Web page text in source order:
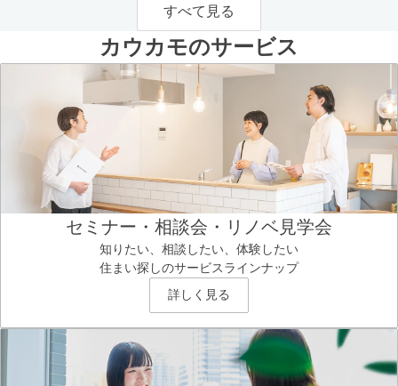
すべて見る
カウカモのサービス
セミナー・相談会・リノベ見学会
知りたい、相談したい、体験したい
住まい探しのサービスラインナップ
詳しく見る